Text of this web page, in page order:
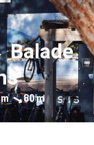
Balade
80 m